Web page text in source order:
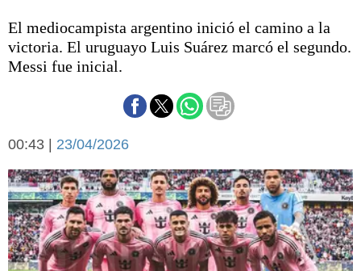
Deportes
Escenario Olímpico
Liga del Sur
Federal A
Arte y cultura
Economía y campo
Economía y finanzas
Con el campo
Espacio empresas
Sociedad y tiempo
libre
Sociedad
Tecnología
El mediocampista argentino inició el camino a la
victoria. El uruguayo Luis Suárez marcó el segundo.
Messi fue inicial.
00:43 | 23/04/2026